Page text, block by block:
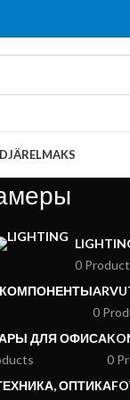
ajutiselt
JÄRELMAKS
0
0
ДЛЯ ОФИСА
0
ОПТИКА